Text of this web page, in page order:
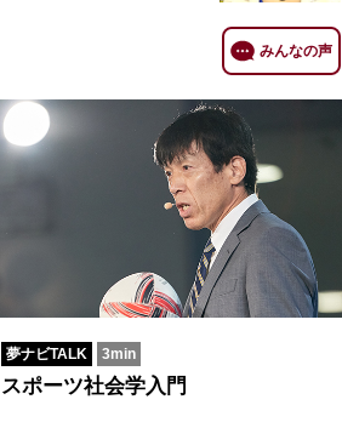
みんなの声
夢ナビTALK 3min
スポーツ社会学入門